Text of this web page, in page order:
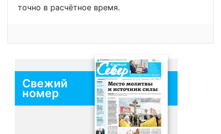
точно в расчётное время.
Свежий
номер